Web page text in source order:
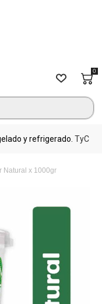
0
y refrigerado. TyC
Natural x 1000gr